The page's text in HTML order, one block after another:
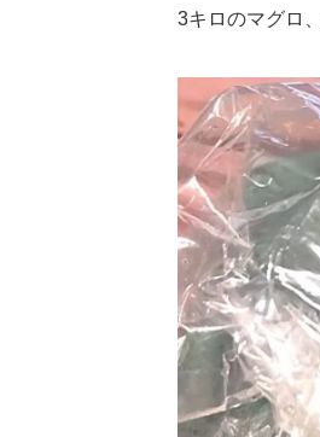
3キロのマグロ